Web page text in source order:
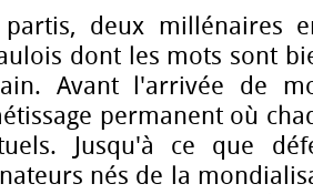
deux millénaires
dont les mots sont
Avant l'arrivée de
permanent où
Jusqu'à ce que
nés de la